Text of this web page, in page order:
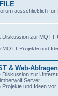
ausschließlich
Diskussion zur MQTT
MQTT Projekte und
& Web-Abfragen
Diskussion zur
Server.
Projekte und Ideen vor.